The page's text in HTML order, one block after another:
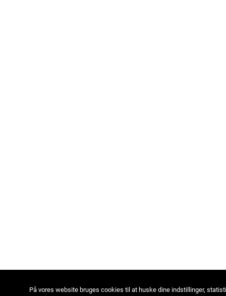
På vores website bruges cookies til at huske dine indstillinger,